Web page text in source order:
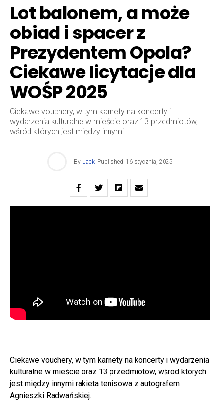
Lot balonem, a może
obiad i spacer z
Prezydentem Opola?
Ciekawe licytacje dla
WOŚP 2025
Ciekawe vouchery, w tym karnety na koncerty i
wydarzenia kulturalne w mieście oraz 13 przedmiotów,
wśród których jest między innymi…
By Jack Published 16 stycznia, 2025
Ciekawe vouchery, w tym karnety na koncerty i wydarzenia
kulturalne w mieście oraz 13 przedmiotów, wśród których
jest między innymi rakieta tenisowa z autografem
Agnieszki Radwańskiej.